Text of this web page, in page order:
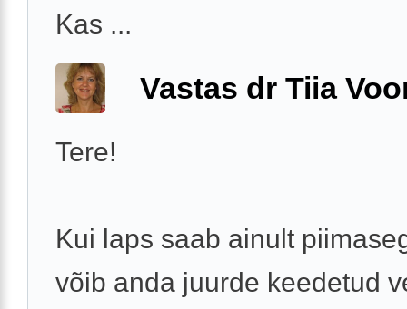
Kas ...
Vastas dr Tiia
Tere!
Kui laps saab ainult
võib anda juurde keedetud